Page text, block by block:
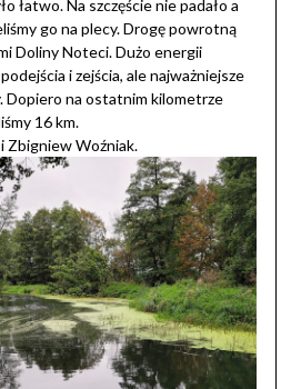
łatwo. Na szczęście nie padało a
go na plecy. Drogę powrotną
Doliny Noteci. Dużo energii
i zejścia, ale najważniejsze
Dopiero na ostatnim kilometrze
16 km.
Zbigniew Woźniak.